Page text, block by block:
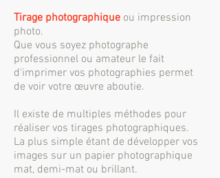
Tirage photographique ou impression
photo.
Que vous soyez photographe
professionnel ou amateur le fait
d'imprimer vos photographies permet
de voir votre œuvre aboutie.
Il existe de multiples méthodes pour
réaliser vos tirages photographiques.
La plus simple étant de développer vos
images sur un papier photographique
mat, demi-mat ou brillant.